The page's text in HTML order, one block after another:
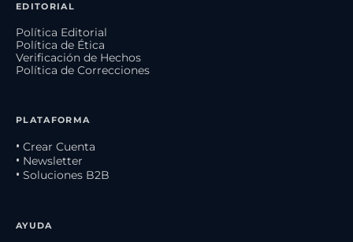
EDITORIAL
Política Editorial
Política de Ética
Verificación de Hechos
Política de Correcciones
PLATAFORMA
• Crear Cuenta
• Newsletter
• Soluciones B2B
AYUDA